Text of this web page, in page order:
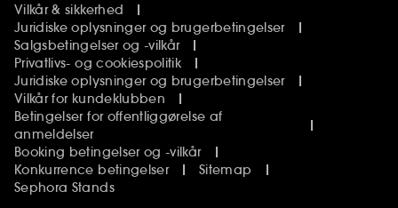
Vilkår & sikkerhed
Juridiske oplysninger og brugerbetingelser
Salgsbetingelser og -vilkår
Privatlivs- og cookiespolitik
Juridiske oplysninger og brugerbetingelser
Vilkår for kundeklubben
Betingelser for offentliggørelse af
anmeldelser
Booking betingelser og -vilkår
Konkurrence betingelser
Sitemap
Sephora Stands